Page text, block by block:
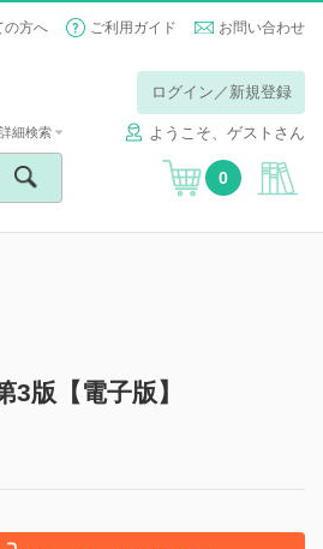
の方へ ご利用ガイド お問い合わせ
ログイン／新規登録
ようこそ、ゲストさん
詳細検索
0
版【電子版】